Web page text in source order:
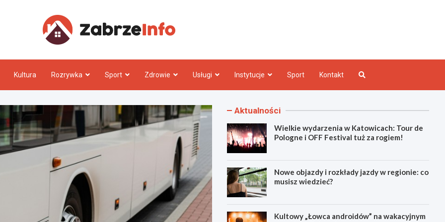
Kultura Rozrywka Sport Zdrowie Usługi Instytucje Sport Kontakt
Aktualności
Wielkie wydarzenia w Katowicach: Tour de
Pologne i OFF Festival tuż za rogiem!
Nowe objazdy i rozkłady jazdy w regionie: co
musisz wiedzieć?
Kultowy „Łowca androidów” na wakacyjnym